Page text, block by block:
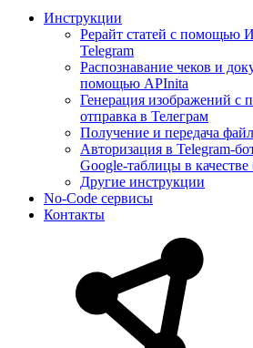
Инструкции
Рерайт статей с помощью
Telegram
Распознавание чеков и
помощью APInita
Генерация изображений
отправка в Телеграм
Получение и передача
Авторизация в Telegram-
Google-таблицы в
Другие инструкции
No-Code сервисы
Контакты